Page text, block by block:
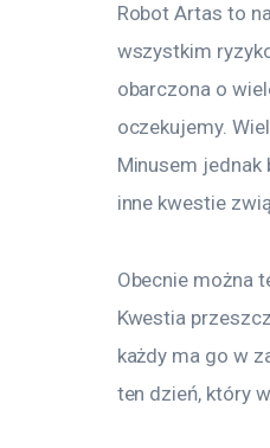
Robot Artas to
wszystkim
obarczona o
oczekujemy.
Minusem jednak
inne kwestie
Obecnie można
Kwestia
każdy ma go w
ten dzień, który